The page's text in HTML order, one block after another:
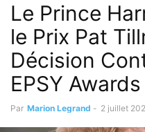
Le Prince
le Prix Pat
Décision
EPSY Awards
Par Marion Legrand - 2 juillet